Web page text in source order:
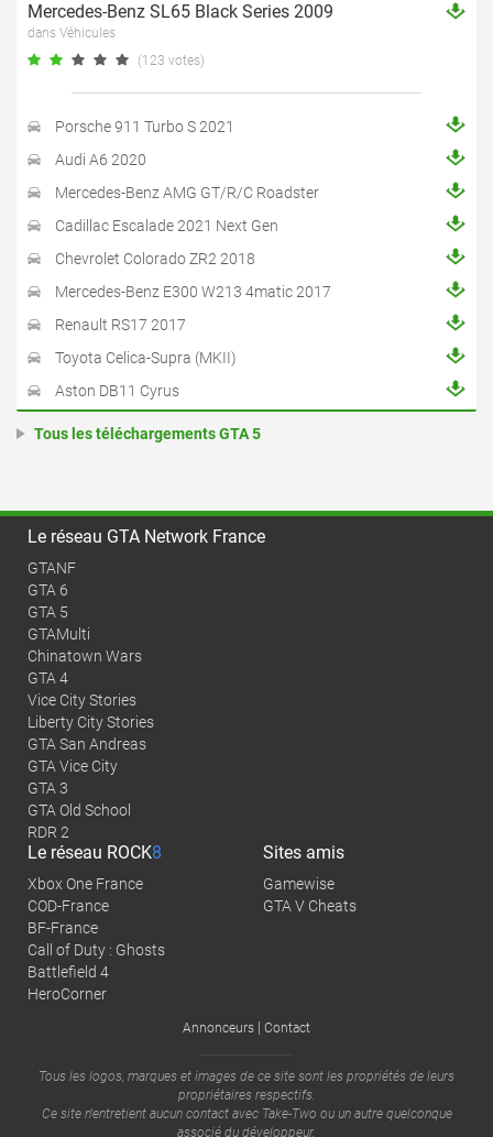
Mercedes-Benz SL65 Black Series 2009
dans Véhicules
(123 votes)
Porsche 911 Turbo S 2021
Audi A6 2020
Mercedes-Benz AMG GT/R/C Roadster
Cadillac Escalade 2021 Next Gen
Chevrolet Colorado ZR2 2018
Mercedes-Benz E300 W213 4matic 2017
Renault RS17 2017
Toyota Celica-Supra (MKII)
Aston DB11 Cyrus
Tous les téléchargements GTA 5
Le réseau GTA Network France
GTANF
GTA 6
GTA 5
GTAMulti
Chinatown Wars
GTA 4
Vice City Stories
Liberty City Stories
GTA San Andreas
GTA Vice City
GTA 3
GTA Old School
RDR 2
Le réseau ROCK8
Xbox One France
COD-France
BF-France
Call of Duty : Ghosts
Battlefield 4
HeroCorner
Sites amis
Gamewise
GTA V Cheats
Annonceurs | Contact
Tous les logos, marques et images de ce site sont les propriétés de leurs
propriétaires respectifs.
Ce site n'entretient aucun contact avec Take-Two ou un autre quelconque
associé du développeur.